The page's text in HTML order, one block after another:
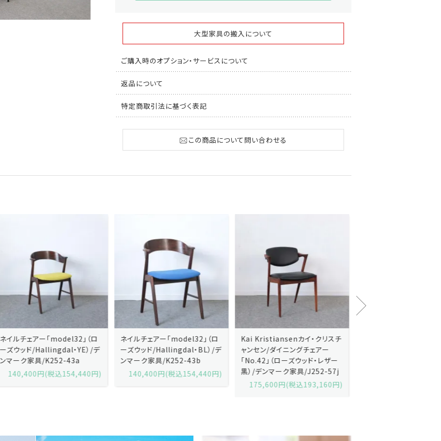
大型家具の搬入について
ご購入時のオプション・サービスについて
返品について
特定商取引法に基づく表記
この商品について問い合わせる
イルチェアー「model32」（ロ
ズウッド/Hallingdal・YE）/デ
マーク家具/K252-43a
140,400円(税込154,440円)
ネイルチェアー「model32」（ロ
ーズウッド/Hallingdal・BL）/デ
ンマーク家具/K252-43b
140,400円(税込154,440円)
Kai Kristiansenカイ・クリスチ
ャンセン/ダイニングチェアー
「No.42」（ローズウッド・レザー
黒）/デンマーク家具/J252-57j
175,600円(税込193,160円)